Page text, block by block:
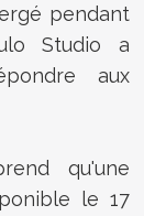
pendant
Studio a
aux
qu'une
le 17